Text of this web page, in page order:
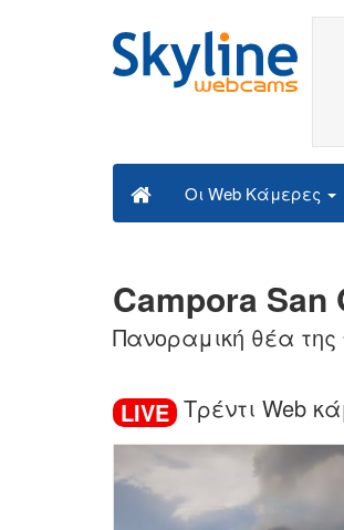
Οι Web Κάμερες
Campora San
Πανοραμική θέα
LIVE Τρέντι Web